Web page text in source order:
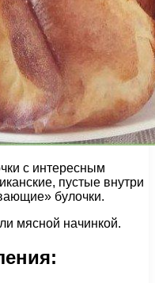
с интересным
пустые внутри
булочки.
мясной начинкой.